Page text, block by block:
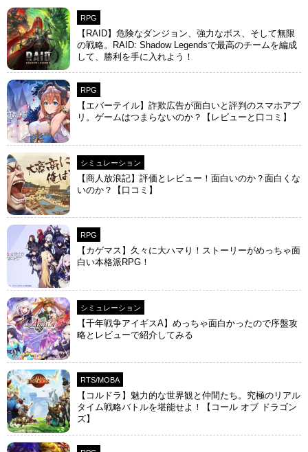
RPG
【RAID】危険なダンジョン、強力なボス、そして無限
の戦略。RAID: Shadow Legendsで最高のチームを編成
して、勝利を手に入れよう！
RPG
【エバーテイル】詐欺広告が面白いと評判のスマホアプ
リ。ゲームはつまらないのか？【レビューと口コミ】
シミュレーション
【商人放浪‪記】評価とレビュー！面白いのか？面白くな
いのか？【口コミ】
RPG
【カゲマス】久々に大ハマり！ストーリーがめっちゃ面
白い本格派RPG！
シミュレーション
【千年戦争アイギスA】めっちゃ面白かったので序盤攻
略とレビューで紹介してみる
RTS/MOBA
【コルドラ】魅力的な世界観と仲間たち。究極のリアル
タイム戦略バトルを堪能せよ！【コール オブ ドラゴン
ズ】